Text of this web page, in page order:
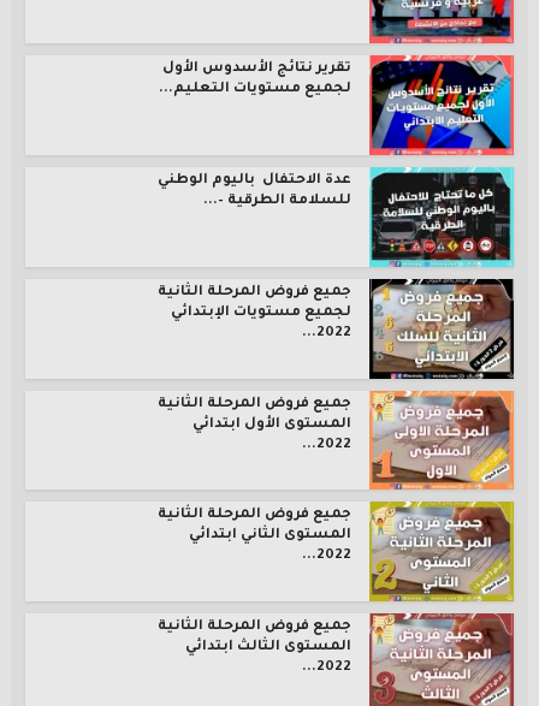
تقرير نتائج الأسدوس الأول
لجميع مستويات التعليم...
عدة الاحتفال باليوم الوطني
للسلامة الطرقية –...
جميع فروض المرحلة الثانية
لجميع مستويات الإبتدائي
2022...
جميع فروض المرحلة الثانية
المستوى الأول ابتدائي
2022...
جميع فروض المرحلة الثانية
المستوى الثاني ابتدائي
2022...
جميع فروض المرحلة الثانية
المستوى الثالث ابتدائي
2022...